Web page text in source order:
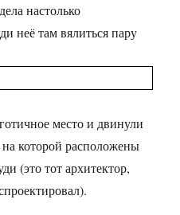
настолько
неё там вялиться пару
место и двинули
на которой расположены
(это тот архитектор,